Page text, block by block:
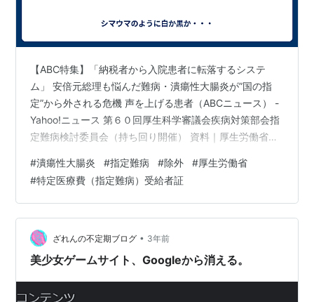
【ABC特集】「納税者から入院患者に転落するシステ
ム」 安倍元総理も悩んだ難病・潰瘍性大腸炎が”国の指
定”から外される危機 声を上げる患者（ABCニュース） -
Yahoo!ニュース 第６０回厚生科学審議会疾病対策部会指
定難病検討委員会（持ち回り開催） 資料｜厚生労働省
拠となる厚生科学審議会疾病対策部会指定難病検討委員
会の資料ですね。 年々潰瘍性大腸炎を罹患する患者が増
加しており、難病情報センターのHP見ると右肩上がりで
す。 ひとえに増加している背景は、発症年齢が低いこと
も一因です。今回、厚生労働省の…
#潰瘍性大腸炎 #指定難病 #除外 #厚生労働省
#特定医療費（指定難病）受給者証
ざれんの不定期ブログ • 3年前
美少女ゲームサイト、Googleから消える。